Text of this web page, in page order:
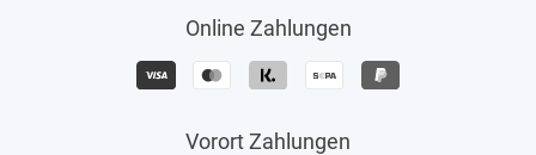
Online Zahlungen
Vorort Zahlungen